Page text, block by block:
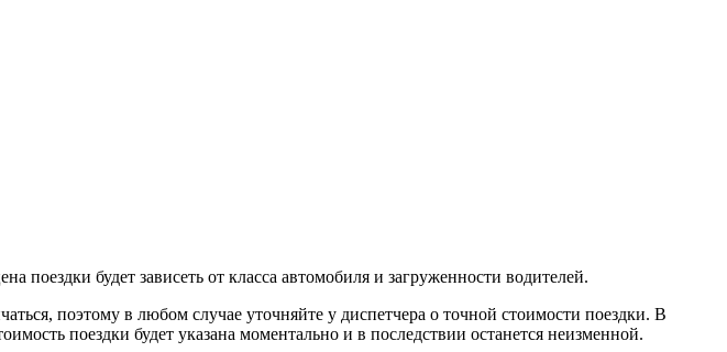
поездки будет зависеть от класса автомобиля и загруженности водителей.
поэтому в любом случае уточняйте у диспетчера о точной стоимости поездки. В
поездки будет указана моментально и в последствии останется неизменной.